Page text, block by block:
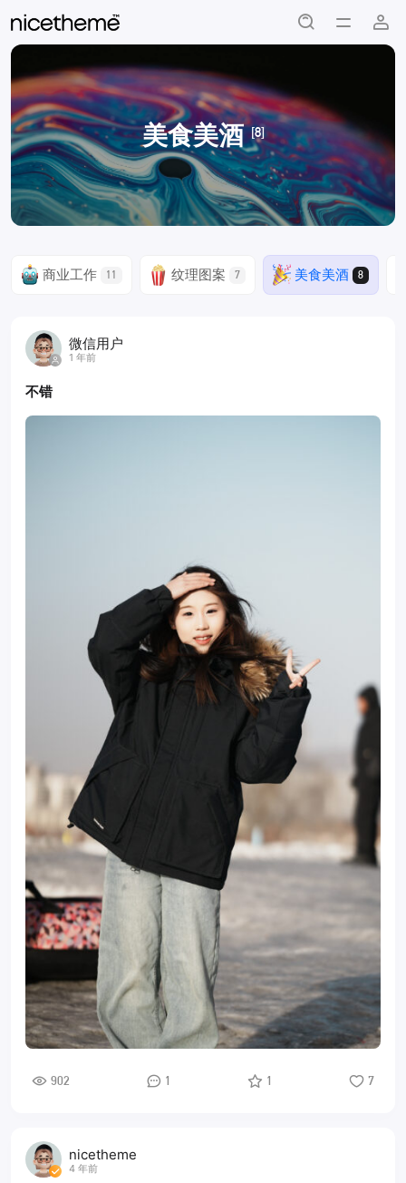
美食美酒 [8]
商业工作 11 纹理图案 7 美食美酒 8
微信用户
1 年前
不错
902 1 1 7
nicetheme
4 年前